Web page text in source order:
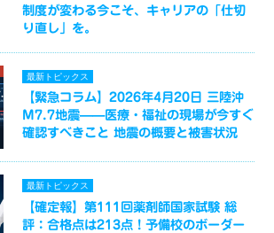
制度が変わる今こそ、キャリアの「仕切
り直し」を。
最新トピックス
【緊急コラム】2026年4月20日 三陸沖
M7.7地震——医療・福祉の現場が今すぐ
確認すべきこと 地震の概要と被害状況
最新トピックス
【確定報】第111回薬剤師国家試験 総
評：合格点は213点！予備校のボーダー